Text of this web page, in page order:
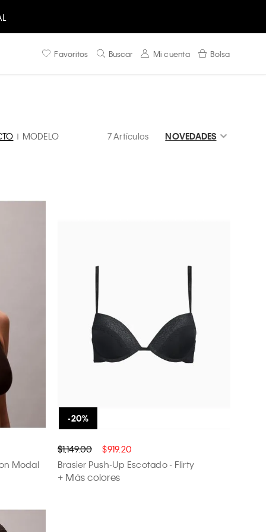
Favoritos Buscar Mi cuenta Bolsa
NOVEDADES
MODELO 7 Artículos
Modal
$1,149.00 $919.20
Brasier Push-Up Escotado - Flirty
+ Más colores